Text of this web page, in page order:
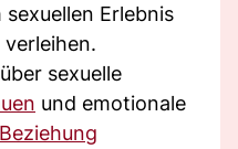
Erlebnis
über sexuelle
und emotionale
Beziehung